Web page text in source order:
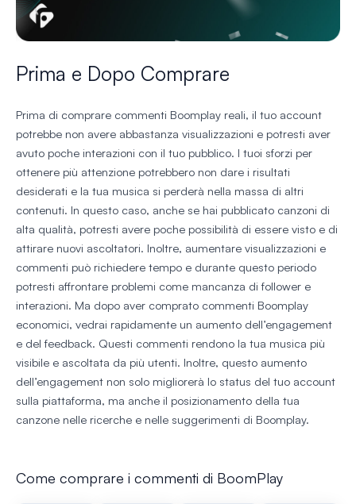
Prima e Dopo Comprare
Prima di comprare commenti Boomplay reali, il tuo account
potrebbe non avere abbastanza visualizzazioni e potresti aver
avuto poche interazioni con il tuo pubblico. I tuoi sforzi per
ottenere più attenzione potrebbero non dare i risultati
desiderati e la tua musica si perderà nella massa di altri
contenuti. In questo caso, anche se hai pubblicato canzoni di
alta qualità, potresti avere poche possibilità di essere visto e di
attirare nuovi ascoltatori. Inoltre, aumentare visualizzazioni e
commenti può richiedere tempo e durante questo periodo
potresti affrontare problemi come mancanza di follower e
interazioni. Ma dopo aver comprato commenti Boomplay
economici, vedrai rapidamente un aumento dell’engagement
e del feedback. Questi commenti rendono la tua musica più
visibile e ascoltata da più utenti. Inoltre, questo aumento
dell’engagement non solo migliorerà lo status del tuo account
sulla piattaforma, ma anche il posizionamento della tua
canzone nelle ricerche e nelle suggerimenti di Boomplay.
Come comprare i commenti di BoomPlay